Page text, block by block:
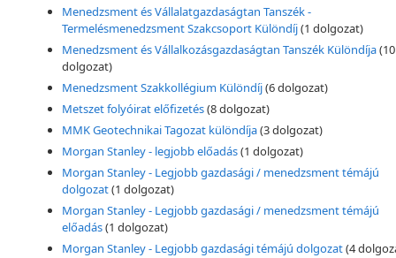
Menedzsment és Vállalatgazdaságtan Tanszék -
Termelésmenedzsment Szakcsoport Különdíj(1 dolgozat)
Menedzsment és Vállalkozásgazdaságtan Tanszék Különdíja(10
dolgozat)
Menedzsment Szakkollégium Különdíj(6 dolgozat)
Metszet folyóirat előfizetés(8 dolgozat)
MMK Geotechnikai Tagozat különdíja(3 dolgozat)
Morgan Stanley - legjobb előadás(1 dolgozat)
Morgan Stanley - Legjobb gazdasági / menedzsment témájú
dolgozat(1 dolgozat)
Morgan Stanley - Legjobb gazdasági / menedzsment témájú
előadás(1 dolgozat)
Morgan Stanley - Legjobb gazdasági témájú dolgozat(4